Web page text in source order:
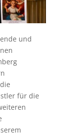
und
für die